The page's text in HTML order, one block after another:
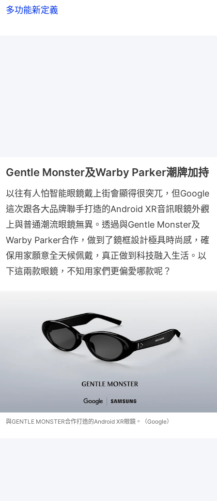
多功能新定義
Gentle Monster及Warby Parker潮牌加持
以往有人怕智能眼鏡戴上街會顯得很突兀，但Google
這次跟各大品牌聯手打造的Android XR音訊眼鏡外觀
上與普通潮流眼鏡無異。透過與Gentle Monster及
Warby Parker合作，做到了鏡框設計極具時尚感，確
保用家願意全天候佩戴，真正做到科技融入生活。以
下這兩款眼鏡，不知用家們更偏愛哪款呢？
與GENTLE MONSTER合作打造的Android XR眼鏡。（Google）